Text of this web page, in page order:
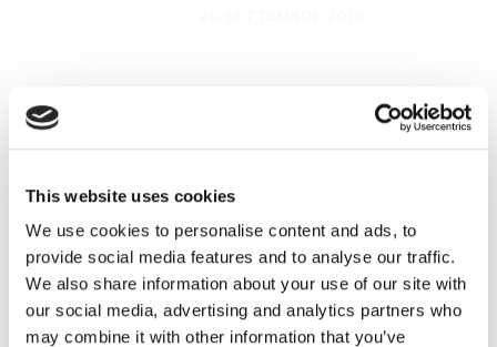
This website uses cookies
We use cookies to personalise content and ads, to
provide social media features and to analyse our traffic.
We also share information about your use of our site with
our social media, advertising and analytics partners who
may combine it with other information that you’ve
Articoli correlati
02
MAG